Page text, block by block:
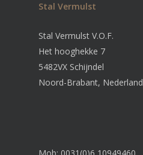
Stal Vermulst
Stal Vermulst V.O.F.
Het hooghekke 7
5482VX Schijndel
Noord-Brabant, Nederland